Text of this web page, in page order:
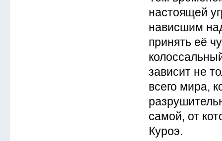
настоящей
нависшим
принять её
зависит не
всего мира,
самой, от
Куроэ.